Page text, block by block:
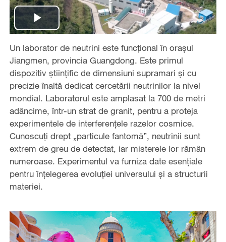
Play
Video
Un laborator de neutrini este funcțional în orașul
Jiangmen, provincia Guangdong. Este primul
dispozitiv științific de dimensiuni supramari și cu
precizie înaltă dedicat cercetării neutrinilor la nivel
mondial. Laboratorul este amplasat la 700 de metri
adâncime, într-un strat de granit, pentru a proteja
experimentele de interferențele razelor cosmice.
Cunoscuți drept „particule fantomă”, neutrinii sunt
extrem de greu de detectat, iar misterele lor rămân
numeroase. Experimentul va furniza date esențiale
pentru înțelegerea evoluției universului și a structurii
materiei.